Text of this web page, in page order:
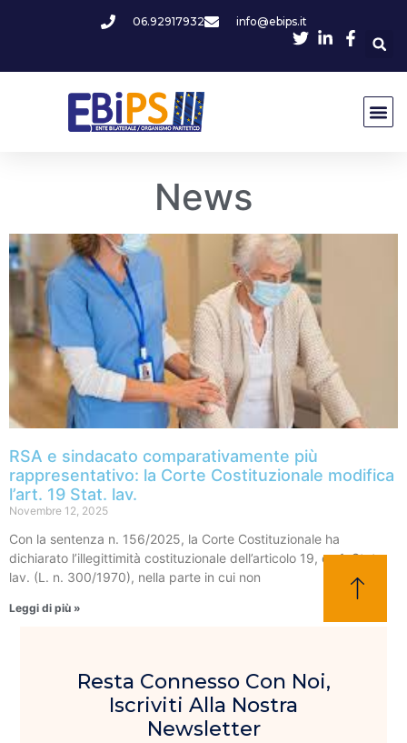
06.92917932 info@ebips.it
News
RSA e sindacato comparativamente più
rappresentativo: la Corte Costituzionale modifica
l’art. 19 Stat. lav.
Novembre 12, 2025
Con la sentenza n. 156/2025, la Corte Costituzionale ha
dichiarato l’illegittimità costituzionale dell’articolo 19, co.1, Stat.
lav. (L. n. 300/1970), nella parte in cui non
Leggi di più »
Resta Connesso Con Noi,
Iscriviti Alla Nostra
Newsletter